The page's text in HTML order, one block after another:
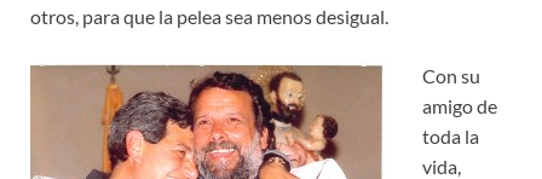
otros, para que la pelea sea menos desigual.
Con su
amigo de
toda la
vida,